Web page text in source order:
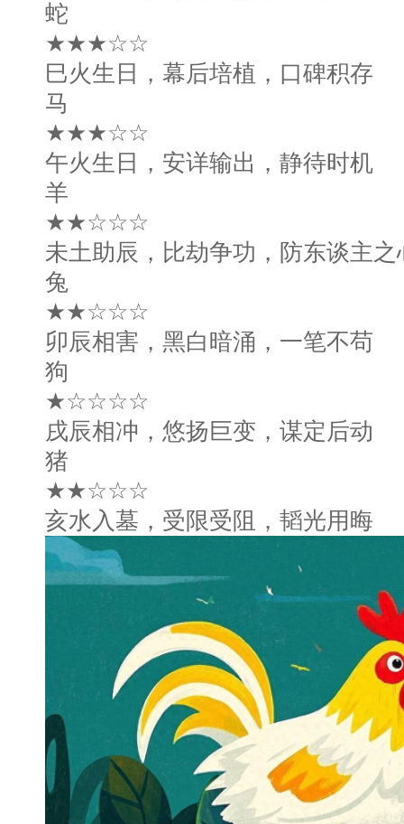
蛇
★★★☆☆
巳火生日，幕后培植，口碑积存
马
★★★☆☆
午火生日，安详输出，静待时机
羊
★★☆☆☆
未土助辰，比劫争功，防东谈主之
兔
★★☆☆☆
卯辰相害，黑白暗涌，一笔不苟
狗
★☆☆☆☆
戌辰相冲，悠扬巨变，谋定后动
猪
★★☆☆☆
亥水入墓，受限受阻，韬光用晦